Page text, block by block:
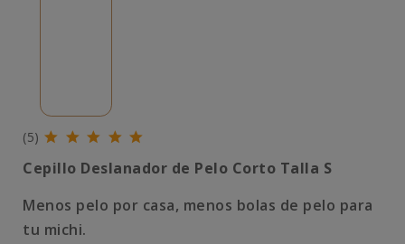
(5)
Cepillo Deslanador de Pelo Corto Talla S
Menos pelo por casa, menos bolas de pelo para
tu michi.